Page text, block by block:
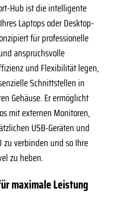
Hub ist die intelligente
Laptops oder Desktop-
für professionelle
anspruchsvolle
und Flexibilität legen,
Schnittstellen in
Gehäuse. Er ermöglicht
mit externen Monitoren,
USB-Geräten und
zu verbinden und so Ihre
zu heben.
maximale Leistung